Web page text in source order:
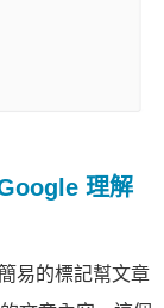
理解
易的標記幫文章